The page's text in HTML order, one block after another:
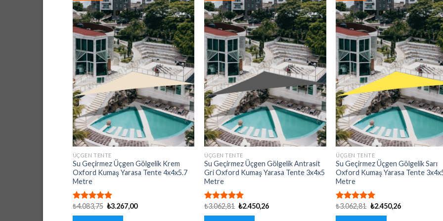
ÜÇGEN TENTE
Su Geçirmez Üçgen Gölgelik Krem
Oxford Kumaş Yarasa Tente 4x4x5.7
Metre
5 üzerinden
4.92oy
₺4.083,75 Orijinal
₺3.267,00Şu
ÜÇGEN TENTE
Su Geçirmez Üçgen Gölgelik Antrasit
Gri Oxford Kumaş Yarasa Tente 3x4x5
Metre
5 üzerinden
4.92oy
₺3.062,81 Orijinal
₺2.450,26Şu
ÜÇGEN TENTE
Su Geçirmez Üçgen Gölgelik Sarı
Oxford Kumaş Yarasa Tente
Metre
5 üzerinden
4.92oy
₺3.062,81 Orijinal
₺2.450,26Şu